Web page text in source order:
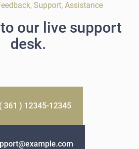
Support, Assistance
our live support
desk.
361 ) 12345-12345